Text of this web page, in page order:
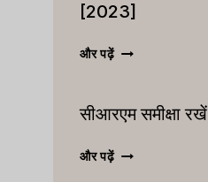
[2023]
और पढ़ेंअल्टीमेट
समीक्षा:
मूल्य
सीआरएम समीक्षा रखें
और पढ़ेंसीआरएम